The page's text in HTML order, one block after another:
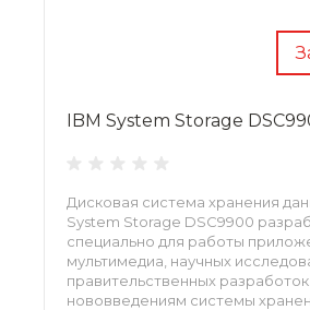
IBM System Storage
Дисковая система хранения
System Storage DSC9900
специально для работы
мультимедиа, научных
правительственных
нововведениям системы